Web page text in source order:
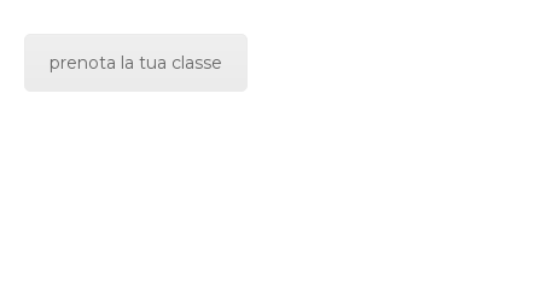
prenota la tua classe